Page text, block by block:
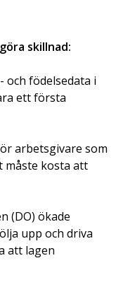
skillnad:
och födelsedata i
ett första
arbetsgivare som
måste kosta att
(DO) ökade
upp och driva
att lagen